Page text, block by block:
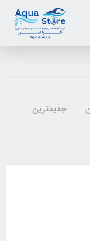
جدیدترین